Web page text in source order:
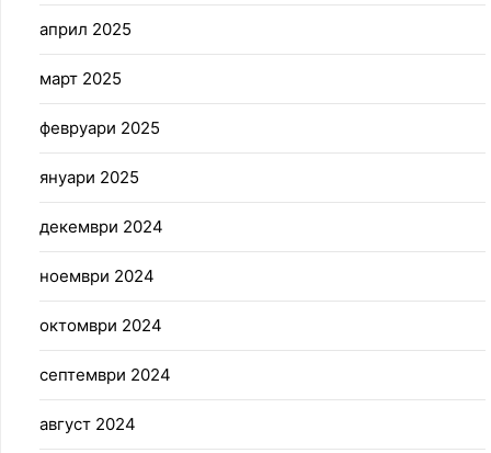
април 2025
март 2025
февруари 2025
януари 2025
декември 2024
ноември 2024
октомври 2024
септември 2024
август 2024